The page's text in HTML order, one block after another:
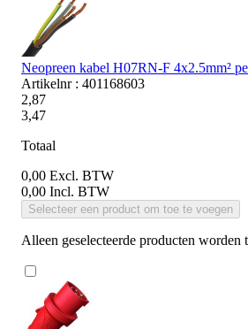
Neopreen kabel H07RN-F 4x2.5mm²
Artikelnr : 401168603
2,87
3,47
Totaal
0,00 Excl. BTW
0,00 Incl. BTW
Selecteer een product om toe te voegen
Alleen geselecteerde producten worden